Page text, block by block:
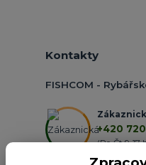
Kontakty
FISHCOM -
+420
(Po-Čt 9-17